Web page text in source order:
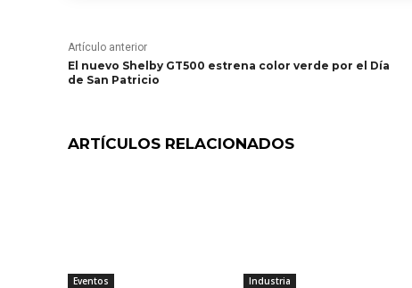
Artículo anterior
El nuevo Shelby GT500 estrena color verde por el Día
de San Patricio
ARTÍCULOS RELACIONADOS
Eventos Industria